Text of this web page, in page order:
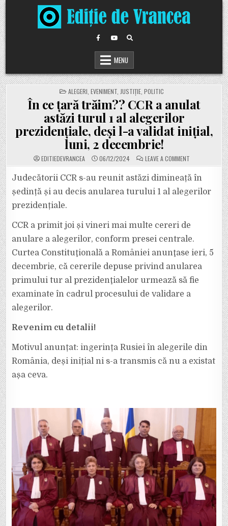
Skip
to
content
MENU
POSTED
IN
ALEGERI EVENIMENT, JUSTIȚIE, POLITIC
În ce țară trăim?? CCR a anulat
astăzi turul 1 al alegerilor
prezidențiale, deși l-a validat inițial,
luni, 2 decembrie!
EDITIEDEVRANCEA 06/12/2024 LEAVE A COMMENTON
ÎN
ȚARĂ
TRĂIM??
CCR
A
AL
PREZIDENȚIALE,
DEȘI
L-
A
INIȚIAL,
2
Judecătorii CCR s-au reunit astăzi dimineață în
ședință și au decis anularea turului 1 al alegerilor
prezidențiale.
CCR a primit joi și vineri mai multe cereri de
anulare a alegerilor, conform presei centrale.
Curtea Constituţională a României anunţase ieri, 5
decembrie, că cererile depuse privind anularea
primului tur al prezidenţialelor urmează să fie
examinate în cadrul procesului de validare a
alegerilor.
Revenim cu detalii!
Motivul anunțat: ingerința Rusiei în alegerile din
România, deși inițial ni s-a transmis că nu a existat
așa ceva.